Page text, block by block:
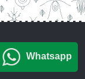
Whatsapp